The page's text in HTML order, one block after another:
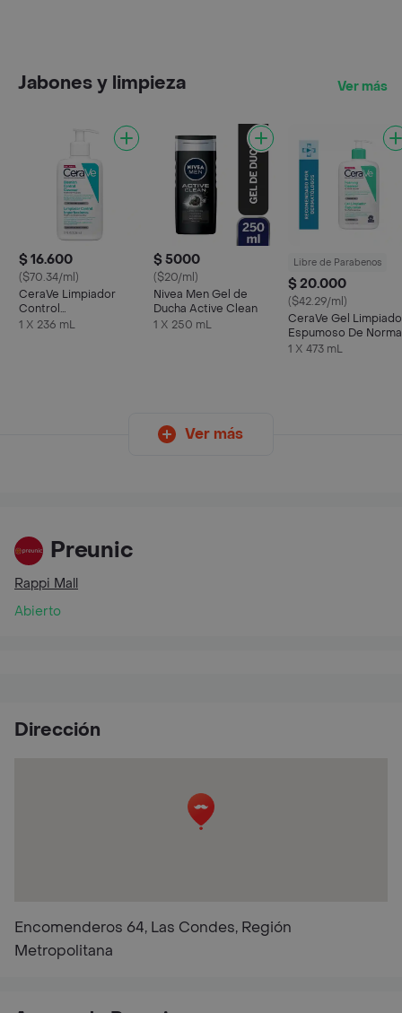
Jabones y limpieza Ver más
$ 16.600
($70.34/ml)
CeraVe Limpiador
Control
Imperfecciones
1 X 236 mL
$ 5000
($20/ml)
Nivea Men Gel de
Ducha Active Clean
1 X 250 mL
Libre de Parabenos
$ 20.000
($42.29/ml)
CeraVe Gel
Espumoso De
A Grasa
1 X 473 mL
Ver más
Preunic
Rappi Mall
Abierto
Dirección
Encomenderos 64, Las Condes, Región
Metropolitana